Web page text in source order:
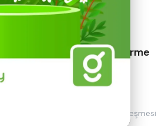
KVKK Bilgilendirme
KVKK Metini
Mesafeli Satış Sözleşmesi